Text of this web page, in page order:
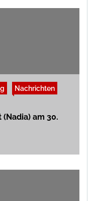
Nachrichten
am 30.